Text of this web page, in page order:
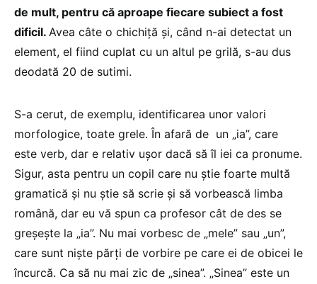
de mult, pentru că aproape fiecare subiect a fost
dificil. Avea câte o chichiță și, când n-ai detectat un
element, el fiind cuplat cu un altul pe grilă, s-au dus
deodată 20 de sutimi.
S-a cerut, de exemplu, identificarea unor valori
morfologice, toate grele. În afară de un „ia”, care
este verb, dar e relativ ușor dacă să îl iei ca pronume.
Sigur, asta pentru un copil care nu știe foarte multă
gramatică și nu știe să scrie și să vorbească limba
română, dar eu vă spun ca profesor cât de des se
greșește la „ia”. Nu mai vorbesc de „mele” sau „un”,
care sunt niște părți de vorbire pe care ei de obicei le
încurcă. Ca să nu mai zic de „sinea”. „Sinea” este un